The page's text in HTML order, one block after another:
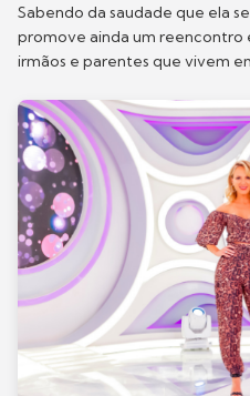
Sabendo da saudade que ela
promove ainda um reencontro
irmãos e parentes que vivem